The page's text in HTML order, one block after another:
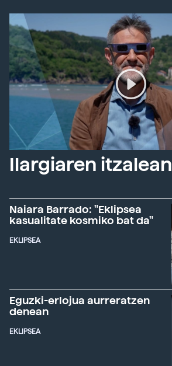
Ilargiaren itzalean
Naiara Barrado: "Eklipsea
kasualitate kosmiko bat da"
EKLIPSEA
Eguzki-erlojua aurreratzen
denean
EKLIPSEA